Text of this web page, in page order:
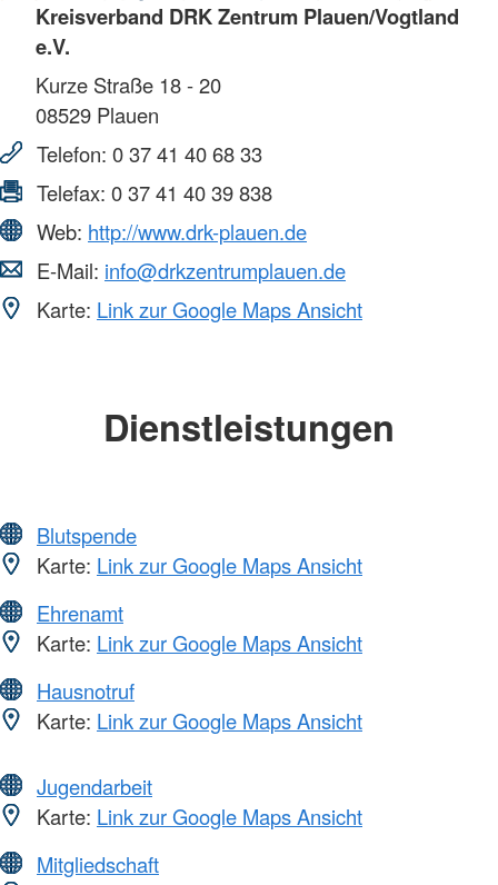
Kreisverband DRK Zentrum Plauen/Vogtland
e.V.
Kurze Straße 18 - 20
08529 Plauen
Telefon: 0 37 41 40 68 33
Telefax: 0 37 41 40 39 838
Web: http://www.drk-plauen.de
E-Mail: info@drkzentrumplauen.de
Karte: Link zur Google Maps Ansicht
Dienstleistungen
Blutspende
Karte: Link zur Google Maps Ansicht
Ehrenamt
Karte: Link zur Google Maps Ansicht
Hausnotruf
Karte: Link zur Google Maps Ansicht
Jugendarbeit
Karte: Link zur Google Maps Ansicht
Mitgliedschaft